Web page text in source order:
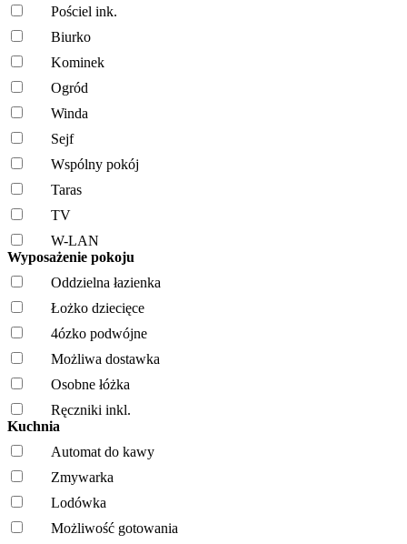
Pościel ink.
Biurko
Kominek
Ogród
Winda
Sejf
Wspólny pokój
Taras
TV
W-LAN
Wyposażenie pokoju
Oddzielna łazienka
Łożko dziecięce
4ózko podwójne
Możliwa dostawka
Osobne łóżka
Ręczniki inkl.
Kuchnia
Automat do kawy
Zmywarka
Lodówka
Możliwość gotowania